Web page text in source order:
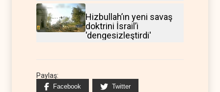
Hizbullah’ın yeni savaş
doktrini İsrail’i
'dengesizleştirdi'
Paylaş:
Facebook Twitter